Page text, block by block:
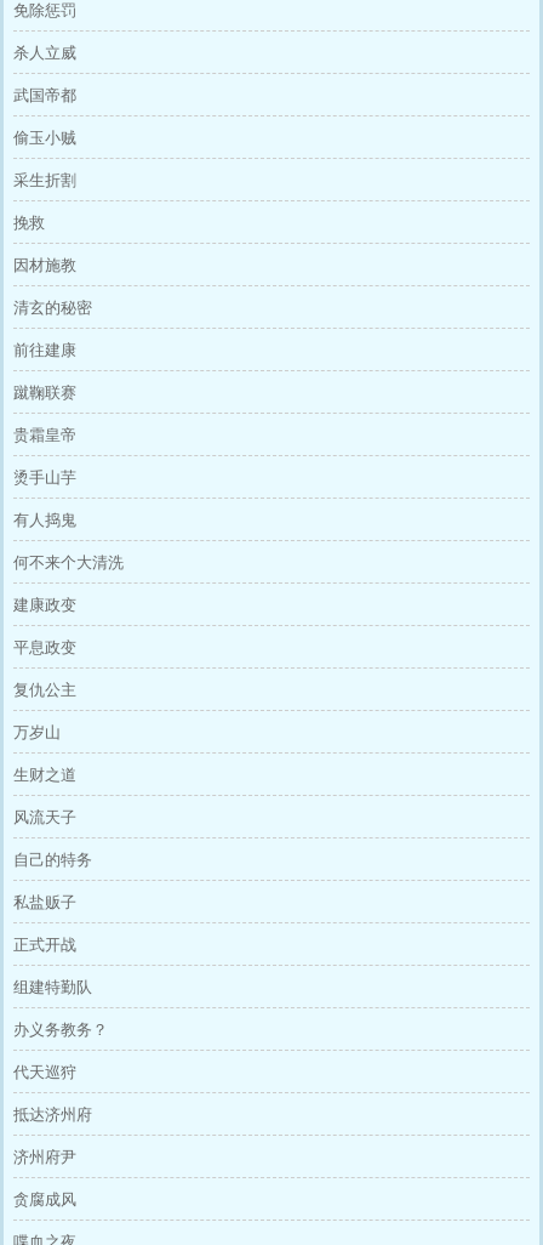
免除惩罚
杀人立威
武国帝都
偷玉小贼
采生折割
挽救
因材施教
清玄的秘密
前往建康
蹴鞠联赛
贵霜皇帝
烫手山芋
有人捣鬼
何不来个大清洗
建康政变
平息政变
复仇公主
万岁山
生财之道
风流天子
自己的特务
私盐贩子
正式开战
组建特勤队
办义务教务？
代天巡狩
抵达济州府
济州府尹
贪腐成风